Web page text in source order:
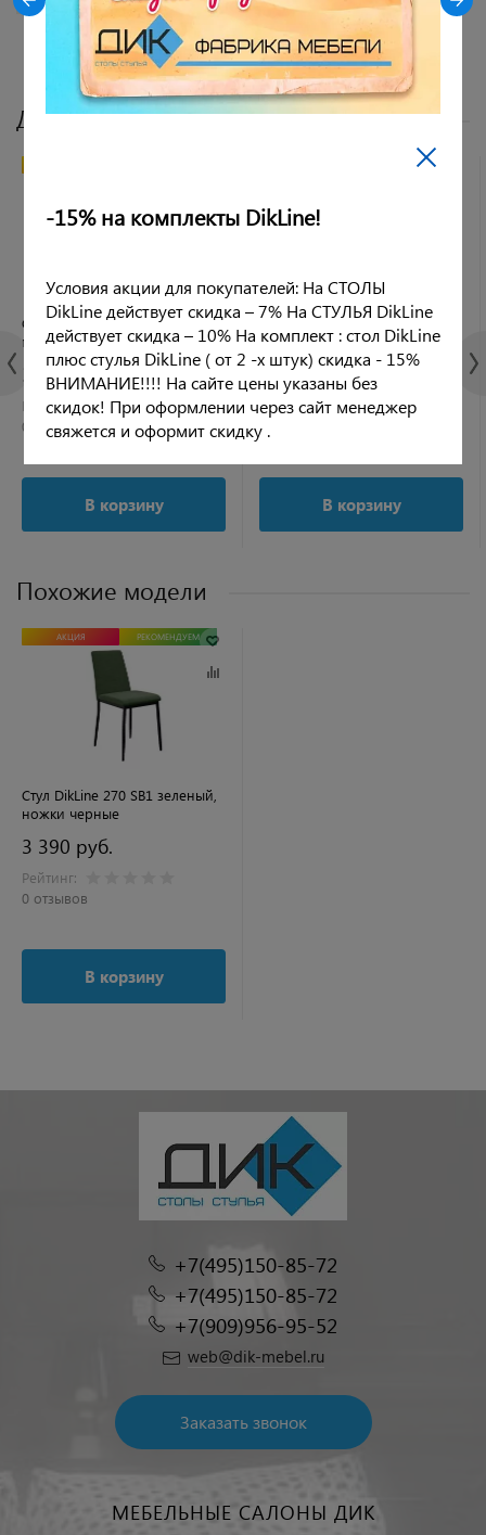
Другие цвета
Стул DikLine 272 SB6 св. серый,
ножки черные
3 590 руб.
Рейтинг:
0 отзывов
В корзину
Стул DikLine 272 SB4 бежевый,
ножки черные
3 590 руб.
Рейтинг:
0 отзывов
В корзину
Похожие модели
АКЦИЯ РЕКОМЕНДУЕМ
Стул DikLine 270 SB1 зеленый,
ножки черные
3 390 руб.
Рейтинг:
0 отзывов
В корзину
+7(495)150-85-72
+7(495)150-85-72
+7(909)956-95-52
web@dik-mebel.ru
Заказать звонок
МЕБЕЛЬНЫЕ САЛОНЫ ДИК
-15% на комплекты DikLine!
Условия акции для покупателей: На СТОЛЫ
DikLine действует скидка – 7% На СТУЛЬЯ DikLine
действует скидка – 10% На комплект : стол DikLine
плюс стулья DikLine ( от 2 -х штук) скидка - 15%
ВНИМАНИЕ!!!! На сайте цены указаны без
скидок! При оформлении через сайт менеджер
свяжется и оформит скидку .